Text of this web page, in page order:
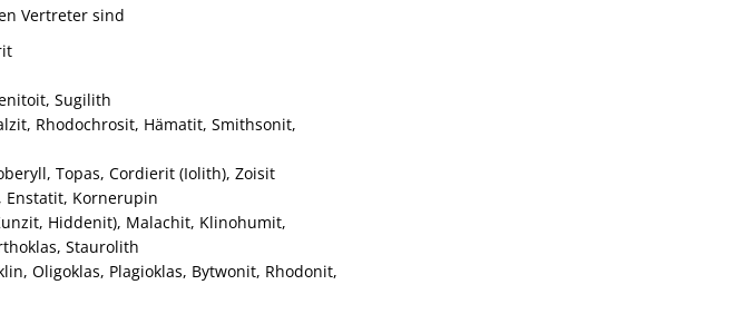
Vertreter sind
Sugilith
Rhodochrosit, Hämatit, Smithsonit,
Topas, Cordierit (Iolith), Zoisit
Enstatit, Kornerupin
Hiddenit), Malachit, Klinohumit,
Staurolith
Oligoklas, Plagioklas, Bytwonit, Rhodonit,